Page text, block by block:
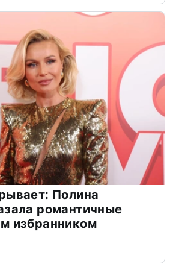
Полина
романтичные
избранником